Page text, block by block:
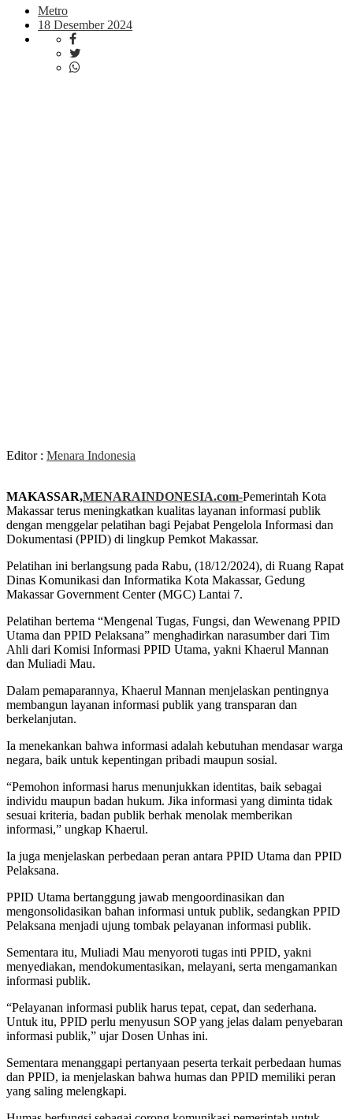
Metro
18 Desember 2024
Editor : Menara Indonesia
MAKASSAR,MENARAINDONESIA.com-Pemerintah Kota
Makassar terus meningkatkan kualitas layanan informasi publik
dengan menggelar pelatihan bagi Pejabat Pengelola Informasi dan
Dokumentasi (PPID) di lingkup Pemkot Makassar.
Pelatihan ini berlangsung pada Rabu, (18/12/2024), di Ruang Rapat
Dinas Komunikasi dan Informatika Kota Makassar, Gedung
Makassar Government Center (MGC) Lantai 7.
Pelatihan bertema “Mengenal Tugas, Fungsi, dan Wewenang PPID
Utama dan PPID Pelaksana” menghadirkan narasumber dari Tim
Ahli dari Komisi Informasi PPID Utama, yakni Khaerul Mannan
dan Muliadi Mau.
Dalam pemaparannya, Khaerul Mannan menjelaskan pentingnya
membangun layanan informasi publik yang transparan dan
berkelanjutan.
Ia menekankan bahwa informasi adalah kebutuhan mendasar warga
negara, baik untuk kepentingan pribadi maupun sosial.
“Pemohon informasi harus menunjukkan identitas, baik sebagai
individu maupun badan hukum. Jika informasi yang diminta tidak
sesuai kriteria, badan publik berhak menolak memberikan
informasi,” ungkap Khaerul.
Ia juga menjelaskan perbedaan peran antara PPID Utama dan PPID
Pelaksana.
PPID Utama bertanggung jawab mengoordinasikan dan
mengonsolidasikan bahan informasi untuk publik, sedangkan PPID
Pelaksana menjadi ujung tombak pelayanan informasi publik.
Sementara itu, Muliadi Mau menyoroti tugas inti PPID, yakni
menyediakan, mendokumentasikan, melayani, serta mengamankan
informasi publik.
“Pelayanan informasi publik harus tepat, cepat, dan sederhana.
Untuk itu, PPID perlu menyusun SOP yang jelas dalam penyebaran
informasi publik,” ujar Dosen Unhas ini.
Sementara menanggapi pertanyaan peserta terkait perbedaan humas
dan PPID, ia menjelaskan bahwa humas dan PPID memiliki peran
yang saling melengkapi.